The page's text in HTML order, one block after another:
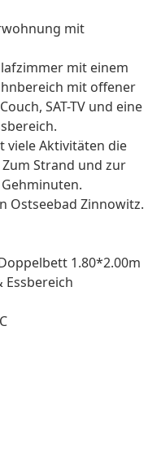
mit
mit einem
mit offener
SAT-TV und eine
viele Aktivitäten die
Strand und zur
Ostseebad Zinnowitz.
1.80*2.00m
Essbereich